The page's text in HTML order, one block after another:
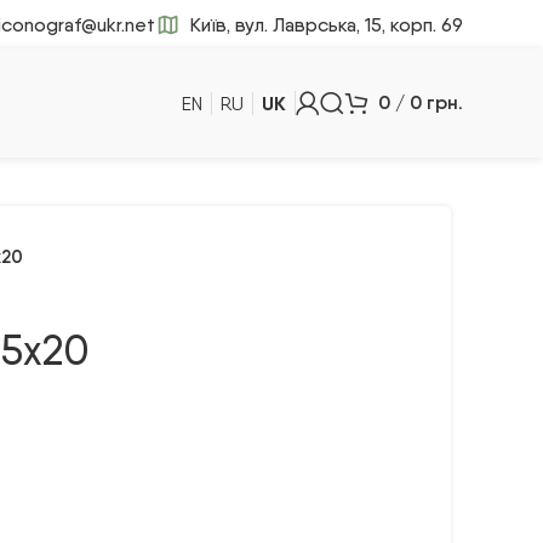
Київ, вул. Лаврська, 15, корп. 69
EN RU UK 0 / 0 грн.